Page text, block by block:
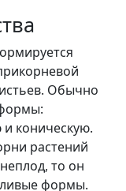
Обычно
коническую.
растений
то он
формы.